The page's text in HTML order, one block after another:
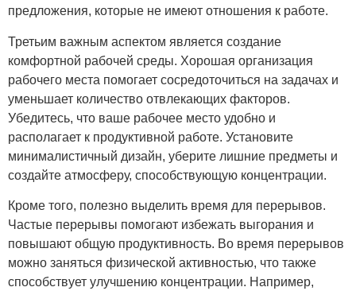
предложения, которые не имеют отношения к работе.
Третьим важным аспектом является создание
комфортной рабочей среды. Хорошая организация
рабочего места помогает сосредоточиться на задачах и
уменьшает количество отвлекающих факторов.
Убедитесь, что ваше рабочее место удобно и
располагает к продуктивной работе. Установите
минималистичный дизайн, уберите лишние предметы и
создайте атмосферу, способствующую концентрации.
Кроме того, полезно выделить время для перерывов.
Частые перерывы помогают избежать выгорания и
повышают общую продуктивность. Во время перерывов
можно заняться физической активностью, что также
способствует улучшению концентрации. Например,